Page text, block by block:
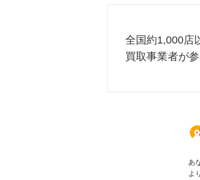
全国約1,000店
買取事業者が参
あ
よ